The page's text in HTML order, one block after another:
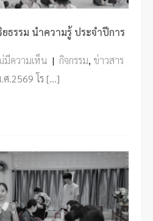
ธรรม นำความรู้ ประจำปีการ
มีความเห็น | กิจกรรม, ข่าวสาร
.2569 โร […]